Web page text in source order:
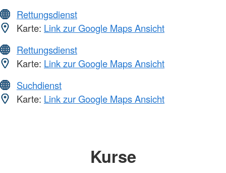
Rettungsdienst
Karte: Link zur Google Maps Ansicht
Rettungsdienst
Karte: Link zur Google Maps Ansicht
Suchdienst
Karte: Link zur Google Maps Ansicht
Kurse